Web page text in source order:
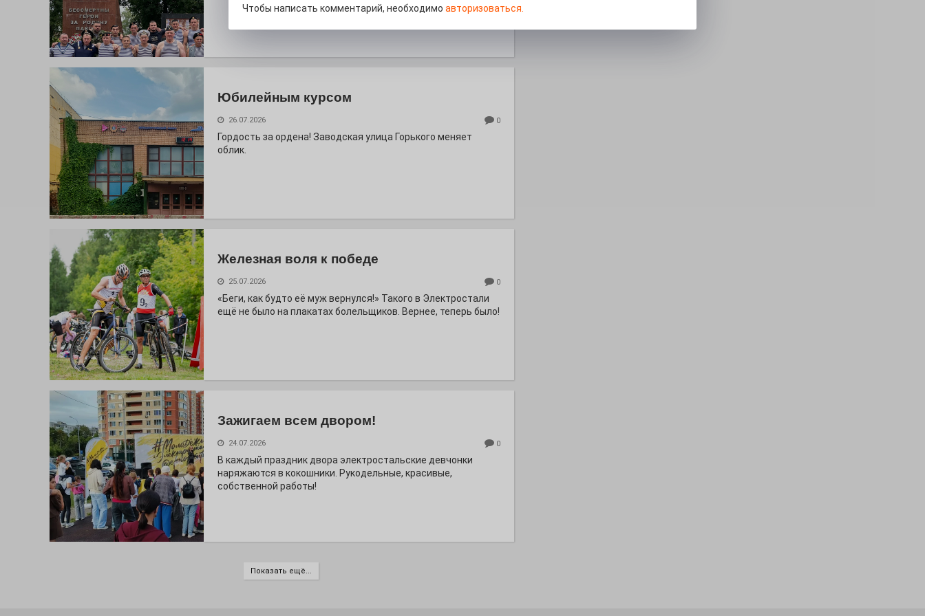
Юбилейным курсом
26.07.2026 0
Гордость за ордена! Заводская улица Горького меняет
облик.
Железная воля к победе
25.07.2026 0
«Беги, как будто её муж вернулся!» Такого в Электростали
ещё не было на плакатах болельщиков. Вернее, теперь было!
Зажигаем всем двором!
24.07.2026 0
В каждый праздник двора электростальские девчонки
наряжаются в кокошники. Рукодельные, красивые,
собственной работы!
Показать ещё...
Чтобы написать комментарий, необходимо авторизоваться.